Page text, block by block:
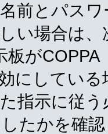
前とパス
い場合は
板が
にしてい
指示に従
たかを確